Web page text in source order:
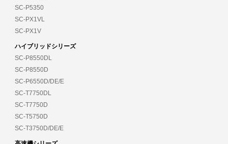
SC-P5350
SC-PX1VL
SC-PX1V
ハイブリッドシリーズ
SC-P8550DL
SC-P8550D
SC-P6550D/DE/E
SC-T7750DL
SC-T7750D
SC-T5750D
SC-T3750D/DE/E